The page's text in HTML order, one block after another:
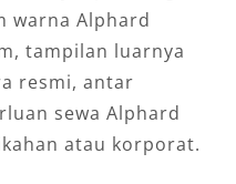
warna Alphard
tampilan luarnya
resmi, antar
sewa Alphard
atau korporat.